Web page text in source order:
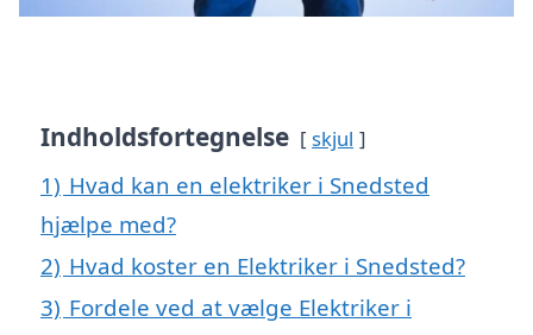
Indholdsfortegnelse skjul
1) Hvad kan en elektriker i Snedsted
hjælpe med?
2) Hvad koster en Elektriker i Snedsted?
3) Fordele ved at vælge Elektriker i